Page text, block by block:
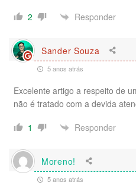
2
Responder
Sander Souza
5 anos atrás
Excelente artigo a respeito de
não é tratado com a devida
1
Responder
Moreno!
5 anos atrás